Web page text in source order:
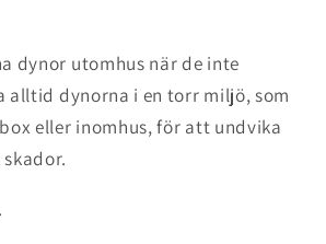
dynor utomhus när de inte
alltid dynorna i en torr miljö, som
eller inomhus, för att undvika